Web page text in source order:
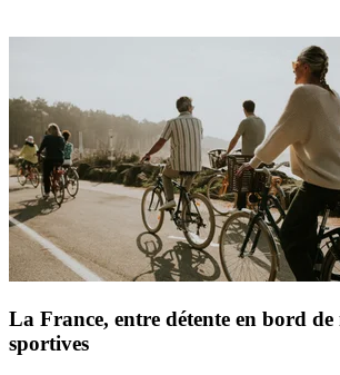
La France, entre détente en bord de
sportives